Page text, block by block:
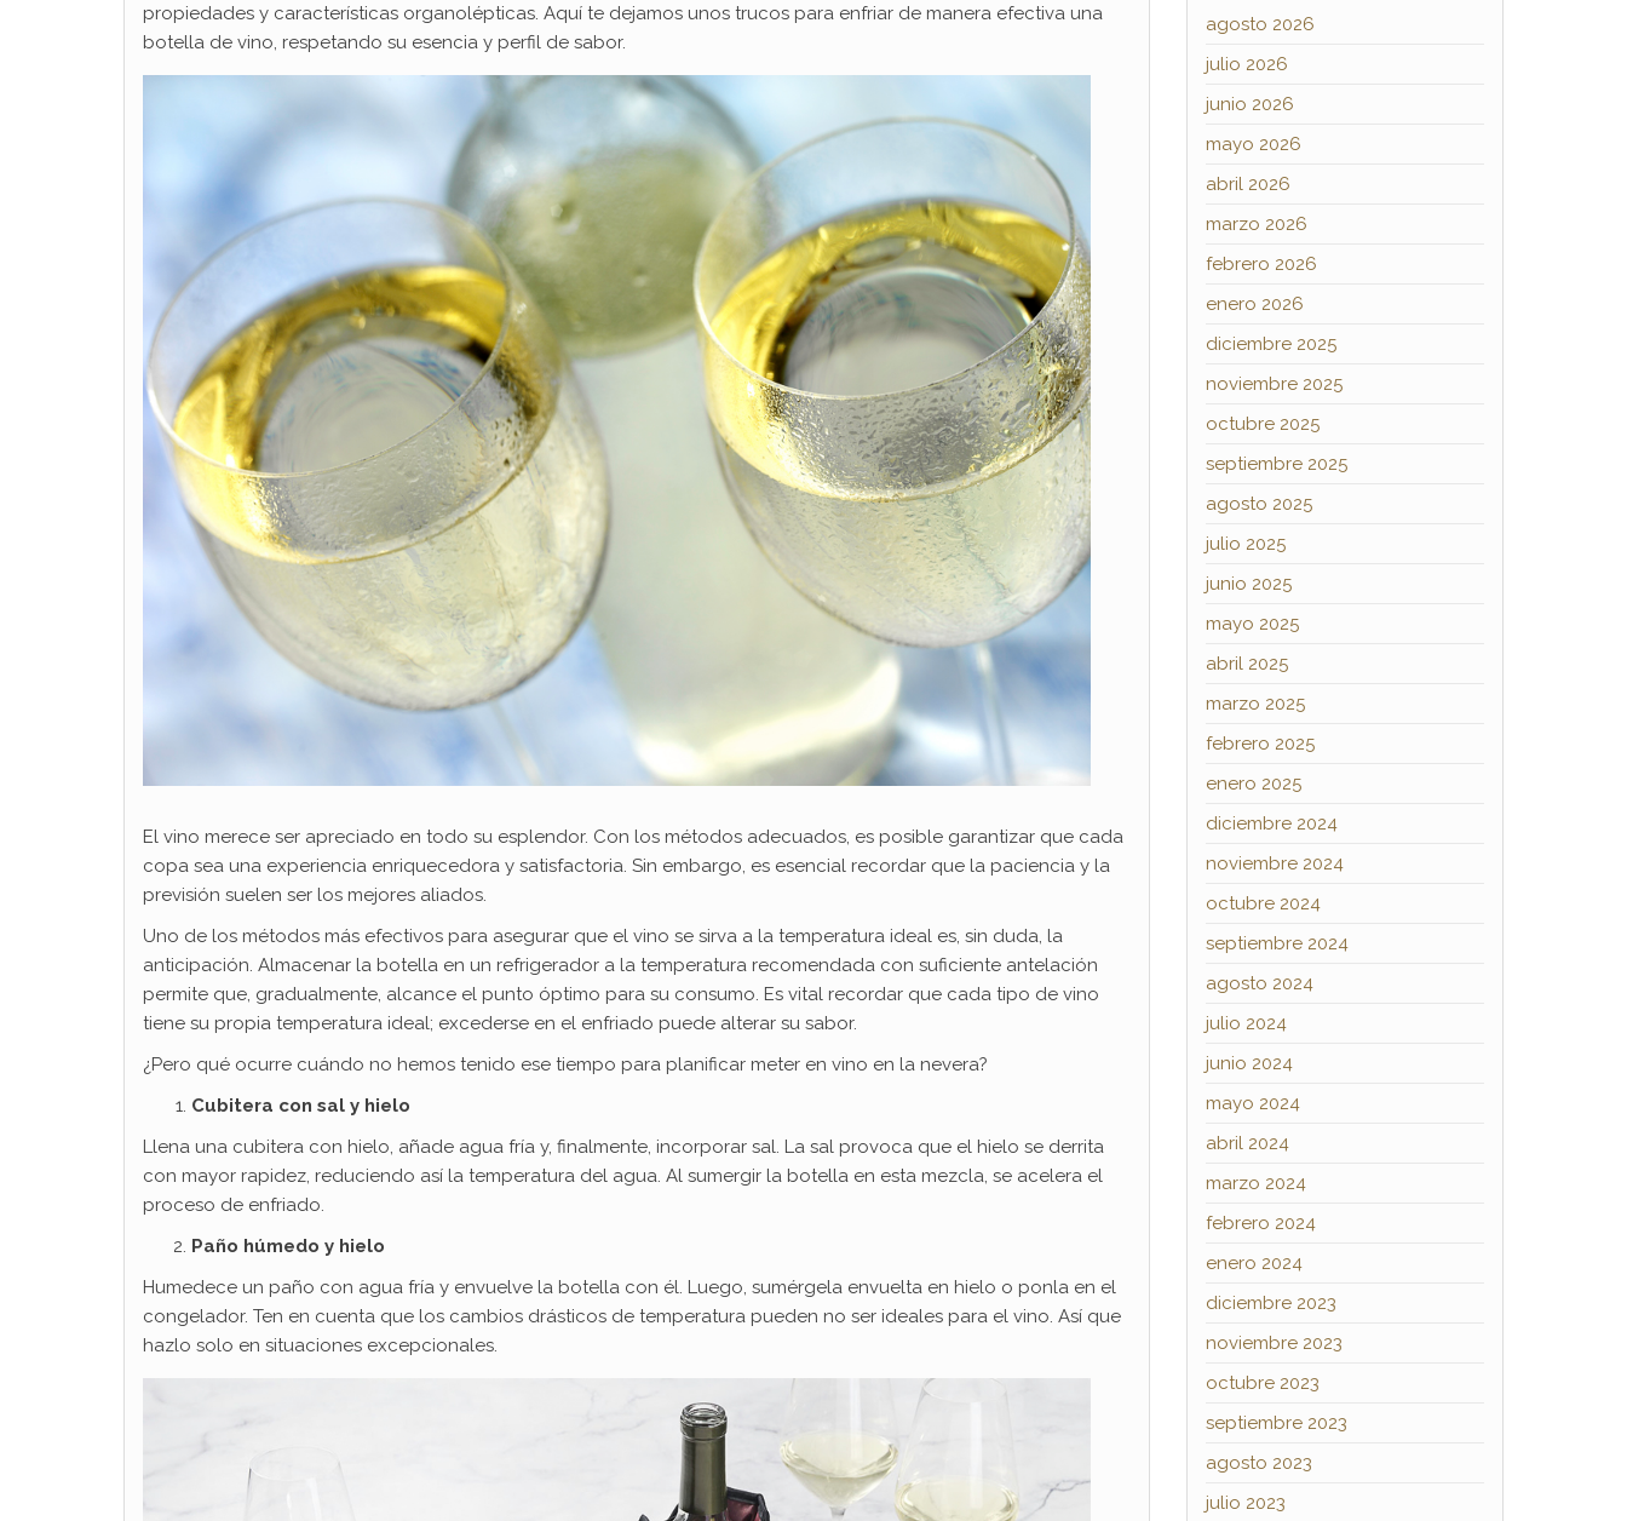
propiedades y características organolépticas. Aquí te dejamos unos trucos para enfriar de manera efectiva una
botella de vino, respetando su esencia y perfil de sabor.
El vino merece ser apreciado en todo su esplendor. Con los métodos adecuados, es posible garantizar que cada
copa sea una experiencia enriquecedora y satisfactoria. Sin embargo, es esencial recordar que la paciencia y la
previsión suelen ser los mejores aliados.
Uno de los métodos más efectivos para asegurar que el vino se sirva a la temperatura ideal es, sin duda, la
anticipación. Almacenar la botella en un refrigerador a la temperatura recomendada con suficiente antelación
permite que, gradualmente, alcance el punto óptimo para su consumo. Es vital recordar que cada tipo de vino
tiene su propia temperatura ideal; excederse en el enfriado puede alterar su sabor.
¿Pero qué ocurre cuándo no hemos tenido ese tiempo para planificar meter en vino en la nevera?
Cubitera con sal y hielo
Llena una cubitera con hielo, añade agua fría y, finalmente, incorporar sal. La sal provoca que el hielo se derrita
con mayor rapidez, reduciendo así la temperatura del agua. Al sumergir la botella en esta mezcla, se acelera el
proceso de enfriado.
Paño húmedo y hielo
Humedece un paño con agua fría y envuelve la botella con él. Luego, sumérgela envuelta en hielo o ponla en el
congelador. Ten en cuenta que los cambios drásticos de temperatura pueden no ser ideales para el vino. Así que
hazlo solo en situaciones excepcionales.
agosto 2026
julio 2026
junio 2026
mayo 2026
abril 2026
marzo 2026
febrero 2026
enero 2026
diciembre 2025
noviembre 2025
octubre 2025
septiembre 2025
agosto 2025
julio 2025
junio 2025
mayo 2025
abril 2025
marzo 2025
febrero 2025
enero 2025
diciembre 2024
noviembre 2024
octubre 2024
septiembre 2024
agosto 2024
julio 2024
junio 2024
mayo 2024
abril 2024
marzo 2024
febrero 2024
enero 2024
diciembre 2023
noviembre 2023
octubre 2023
septiembre 2023
agosto 2023
julio 2023